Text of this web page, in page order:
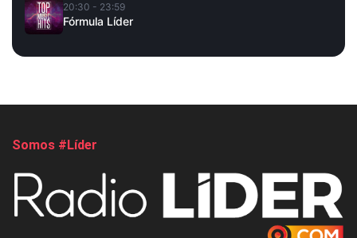
20:30 - 23:59
Fórmula Líder
Somos #Líder